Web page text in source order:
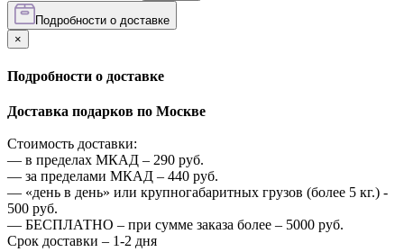
Подробности о доставке
×
Подробности о доставке
Доставка подарков по Москве
Стоимость доставки:
— в пределах МКАД – 290 руб.
— за пределами МКАД – 440 руб.
— «день в день» или крупногабаритных грузов (более 5 кг.) -
500 руб.
— БЕСПЛАТНО – при сумме заказа более – 5000 руб.
Срок доставки – 1-2 дня